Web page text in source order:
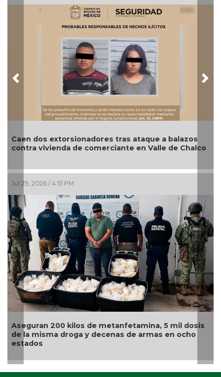
Caen dos extorsionadores tras ataque a balazos
contra vivienda de comerciante en Valle de Chalco
Jul 29, 2026 / 4:51 PM
Aseguran 200 kilos de metanfetamina, 5 mil dosis
de la misma droga y decenas de armas en ocho
estados
Previous